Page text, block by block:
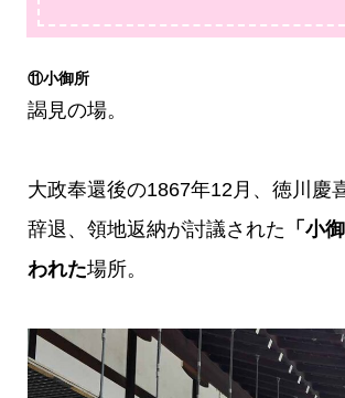
⑪小御所
謁見の場。
大政奉還後の1867年12月、徳川慶
辞退、領地返納が討議された 「小
われた場所。